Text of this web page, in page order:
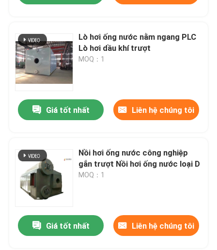
Lò hơi ống nước nằm ngang PLC
Lò hơi dầu khí trượt
MOQ：1
Giá tốt nhất Liên hệ chúng tôi
Nồi hơi ống nước công nghiệp
gắn trượt Nồi hơi ống nước loại D
MOQ：1
Giá tốt nhất Liên hệ chúng tôi